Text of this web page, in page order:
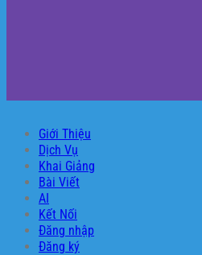
Giới Thiệu
Dịch Vụ
Khai Giảng
Bài Viết
AI
Kết Nối
Đăng nhập
Đăng ký